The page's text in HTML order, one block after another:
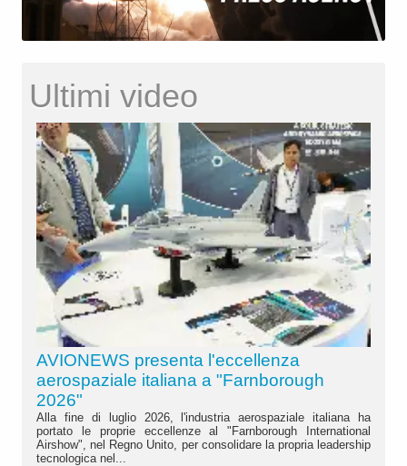
Ultimi video
AVIONEWS presenta l'eccellenza
aerospaziale italiana a "Farnborough
2026"
Alla fine di luglio 2026, l'industria aerospaziale italiana ha
portato le proprie eccellenze al "Farnborough International
Airshow", nel Regno Unito, per consolidare la propria leadership
tecnologica nel...